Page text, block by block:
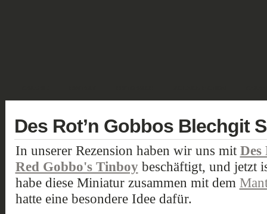
Des Rot’n Gobbos Blechgit
In unserer Rezension haben wir uns mit Des
Red Gobbo's Tinboybeschäftigt, und jetzt
habe diese Miniatur zusammen mit dem
hatte eine besondere Idee dafür.